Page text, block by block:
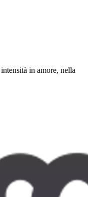
in amore, nella